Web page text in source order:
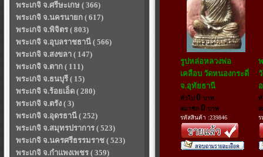
พระเกจิ จ.ศรีษะเกษ ( 366)
พระเกจิ จ.นครนายก ( 617)
พระเกจิ จ.พิจิตร ( 803)
พระเกจิ จ.อุบลราชธานี ( 566)
พระเกจิ จ.สงขลา ( 147)
พระเกจิ จ.ตาก ( 111)
พระเกจิ จ.ธนบุรี ( 15)
พระเกจิ จ.ร้อยเอ็ด ( 280)
พระเกจิ จ.ตรัง ( 3)
พระเกจิ จ.อุดรธานี ( 252)
พระเกจิ จ.สมุทรปราการ ( 523)
พระเกจิ จ.นครศรีธรรมราช ( 523)
พระเกจิ จ.กำแพงเพชร ( 359)
รูปหล่อหลวงพ่อ
เคลือบ วัดหนองกระดี่
จ.อุทัยธานี
ทั่วไป 0 บาท
สมาชิก 0 บาท
รหัสสินค้า :239846
ร